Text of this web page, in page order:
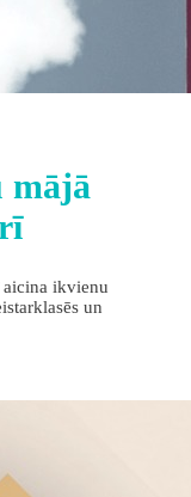
mājā
ikvienu
un